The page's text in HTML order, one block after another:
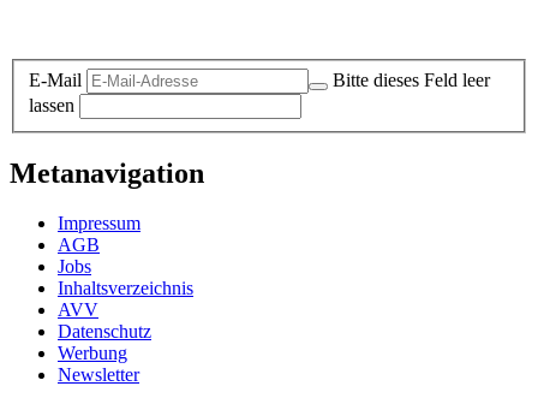
E-Mail
Bitte dieses Feld leer
lassen
Metanavigation
Impressum
AGB
Jobs
Inhaltsverzeichnis
AVV
Datenschutz
Werbung
Newsletter